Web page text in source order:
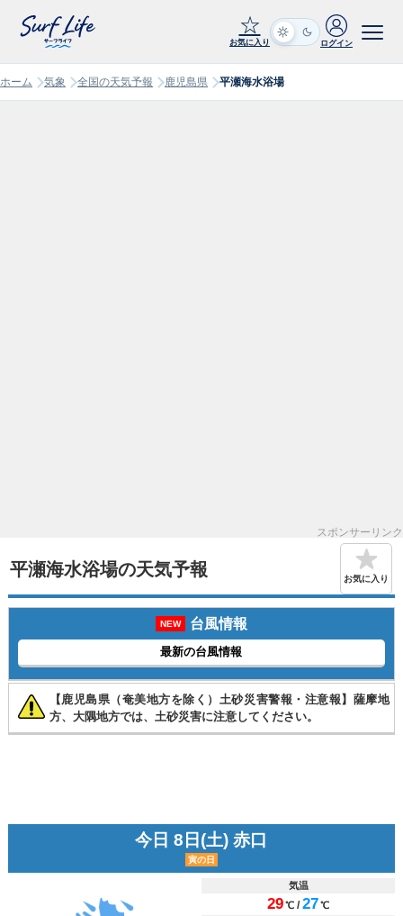
☆
お気に入り ログイン
ホーム 気象 全国の天気予報 鹿児島県 平瀬海水浴場
スポンサーリンク
平瀬海水浴場の天気予報 お気に入り
NEW 台風情報
最新の台風情報
【鹿児島県（奄美地方を除く）土砂災害警報・注意報】薩摩地
方、大隅地方では、土砂災害に注意してください。
今日 8日(土) 赤口
寅の日
気温
29℃ /27℃